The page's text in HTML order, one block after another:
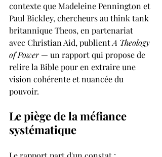
contexte que Madeleine Pennington et
Paul Bickley, chercheurs au think tank
britannique Theos, en partenariat
avec Christian Aid, publient A Theology
of Power — un rapport qui propose de
relire la Bible pour en extraire une
vision cohérente et nuancée du
pouvoir.
Le piège de la méfiance
systématique